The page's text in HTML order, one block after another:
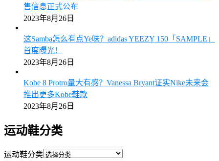
售信息正式公布
2023年8月26日
这Samba怎么有点Ye味？adidas YEEZY 150「SAMPLE」
首度曝光！
2023年8月26日
Kobe 8 Protro量大有感？Vanessa Bryant证实Nike未来会
推出更多Kobe鞋款
2023年8月26日
运动鞋分类
运动鞋分类